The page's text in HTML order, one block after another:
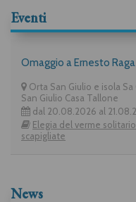
Eventi
Omaggio a Ernesto
Orta San Giulio e isola
San Giulio Casa Tallone
dal 20.08.2026 al
Elegia del verme
scapigliate
News